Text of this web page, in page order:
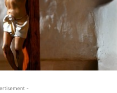
-